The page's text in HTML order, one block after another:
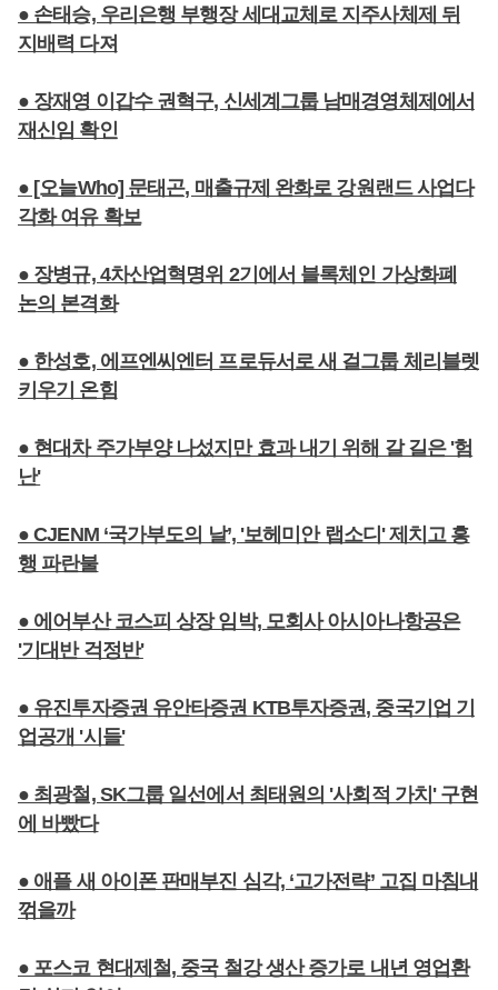
● 손태승, 우리은행 부행장 세대교체로 지주사체제 뒤
지배력 다져
● 장재영 이갑수 권혁구, 신세계그룹 남매경영체제에서
재신임 확인
● [오늘Who] 문태곤, 매출규제 완화로 강원랜드 사업다
각화 여유 확보
● 장병규, 4차산업혁명위 2기에서 블록체인 가상화폐
논의 본격화
● 한성호, 에프엔씨엔터 프로듀서로 새 걸그룹 체리블렛
키우기 온힘
● 현대차 주가부양 나섰지만 효과 내기 위해 갈 길은 '험
난'
● CJENM ‘국가부도의 날’, '보헤미안 랩소디' 제치고 흥
행 파란불
● 에어부산 코스피 상장 임박, 모회사 아시아나항공은
'기대반 걱정반'
● 유진투자증권 유안타증권 KTB투자증권, 중국기업 기
업공개 '시들'
● 최광철, SK그룹 일선에서 최태원의 '사회적 가치' 구현
에 바빴다
● 애플 새 아이폰 판매부진 심각, ‘고가전략’ 고집 마침내
꺾을까
● 포스코 현대제철, 중국 철강 생산 증가로 내년 영업환